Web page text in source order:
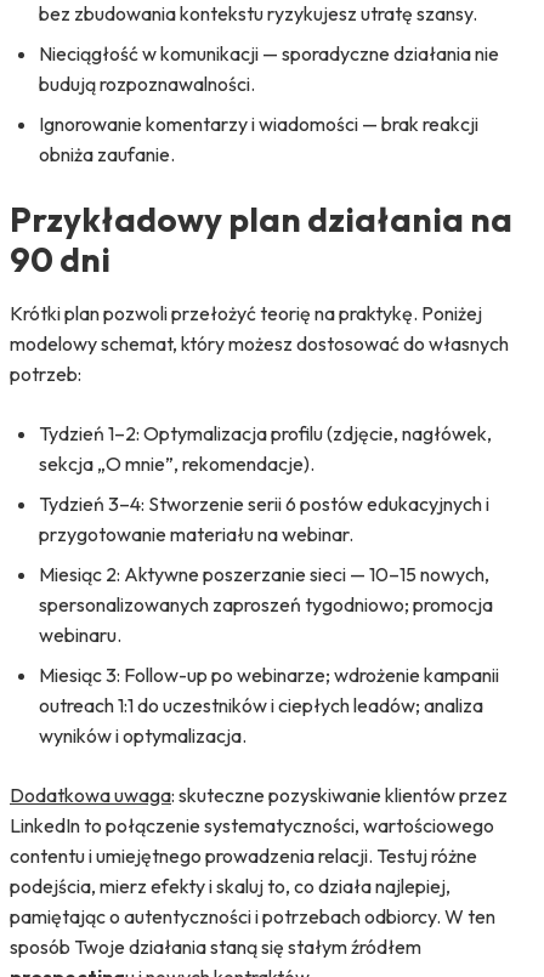
bez zbudowania kontekstu ryzykujesz utratę szansy.
Nieciągłość w komunikacji — sporadyczne działania nie
budują rozpoznawalności.
Ignorowanie komentarzy i wiadomości — brak reakcji
obniża zaufanie.
Przykładowy plan działania na
90 dni
Krótki plan pozwoli przełożyć teorię na praktykę. Poniżej
modelowy schemat, który możesz dostosować do własnych
potrzeb:
Tydzień 1–2: Optymalizacja profilu (zdjęcie, nagłówek,
sekcja „O mnie”, rekomendacje).
Tydzień 3–4: Stworzenie serii 6 postów edukacyjnych i
przygotowanie materiału na webinar.
Miesiąc 2: Aktywne poszerzanie sieci — 10–15 nowych,
spersonalizowanych zaproszeń tygodniowo; promocja
webinaru.
Miesiąc 3: Follow-up po webinarze; wdrożenie kampanii
outreach 1:1 do uczestników i ciepłych leadów; analiza
wyników i optymalizacja.
Dodatkowa uwaga: skuteczne pozyskiwanie klientów przez
LinkedIn to połączenie systematyczności, wartościowego
contentu i umiejętnego prowadzenia relacji. Testuj różne
podejścia, mierz efekty i skaluj to, co działa najlepiej,
pamiętając o autentyczności i potrzebach odbiorcy. W ten
sposób Twoje działania staną się stałym źródłem